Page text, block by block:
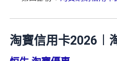
淘寶信用卡2026︱